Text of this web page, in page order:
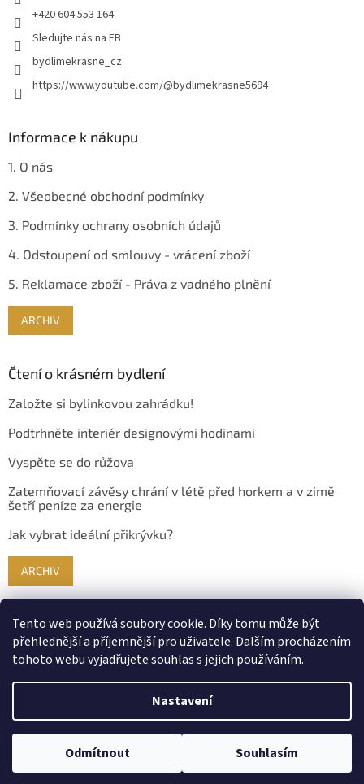
Tento web používá soubory cookie. Díky tomu může být
přehlednější a příjemnější pro uživatele. Dalším procházením
tohoto webu vyjadřujete souhlas s jejich používáním.
Nastavení
Odmítnout Souhlasím
+420 604 553 164
Sledujte nás na FB
bydlimekrasne_cz
https://www.youtube.com/@bydlimekrasne5694
Informace k nákupu
1. O nás
2. Všeobecné obchodní podmínky
3. Podmínky ochrany osobních údajů
4. Odstoupení od smlouvy - vrácení zboží
5. Reklamace zboží - Práva z vadného plnění
ARCHIV
Čtení o krásném bydlení
Založte si bylinkovou zahrádku!
Podtrhněte interiér designovými hodinami
Vyspěte se do růžova
Zatemňovací závěsy chrání v létě před horkem a v zimě
šetří peníze za energie
Jak vybrat ideální přikrývku?
ARCHIV
Vytvořil Shoptet
Copyright 2026Bydlimekrasne.cz . Všechna práva vyhrazena.